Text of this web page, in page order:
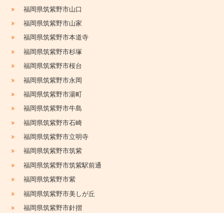
» 福岡県筑紫野市山口
» 福岡県筑紫野市山家
» 福岡県筑紫野市本道寺
» 福岡県筑紫野市杉塚
» 福岡県筑紫野市桜台
» 福岡県筑紫野市永岡
» 福岡県筑紫野市湯町
» 福岡県筑紫野市牛島
» 福岡県筑紫野市石崎
» 福岡県筑紫野市立明寺
» 福岡県筑紫野市筑紫
» 福岡県筑紫野市筑紫駅前通
» 福岡県筑紫野市紫
» 福岡県筑紫野市美しが丘
» 福岡県筑紫野市針摺